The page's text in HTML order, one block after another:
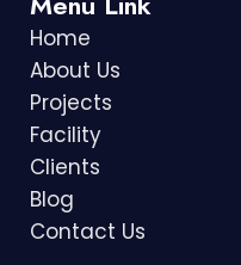
Home
About Us
Projects
Facility
Clients
Blog
Contact Us